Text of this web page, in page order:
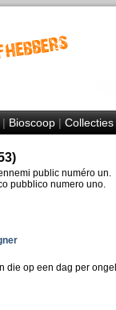
Bioscoop|Collecties
public numéro un.
pubblico numero uno.
die op een dag per